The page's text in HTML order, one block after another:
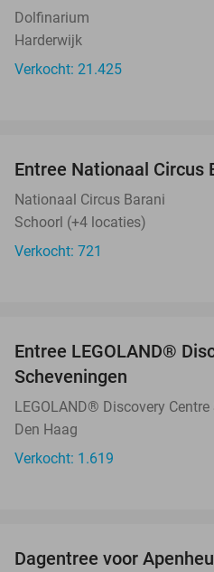
Dolfinarium
Harderwijk
Verkocht: 21.425
Entree Nationaal Circus
Nationaal Circus Barani
Schoorl (+4 locaties)
Verkocht: 721
Entree LEGOLAND®
Scheveningen
LEGOLAND® Discovery
Den Haag
Verkocht: 1.619
Dagentree voor